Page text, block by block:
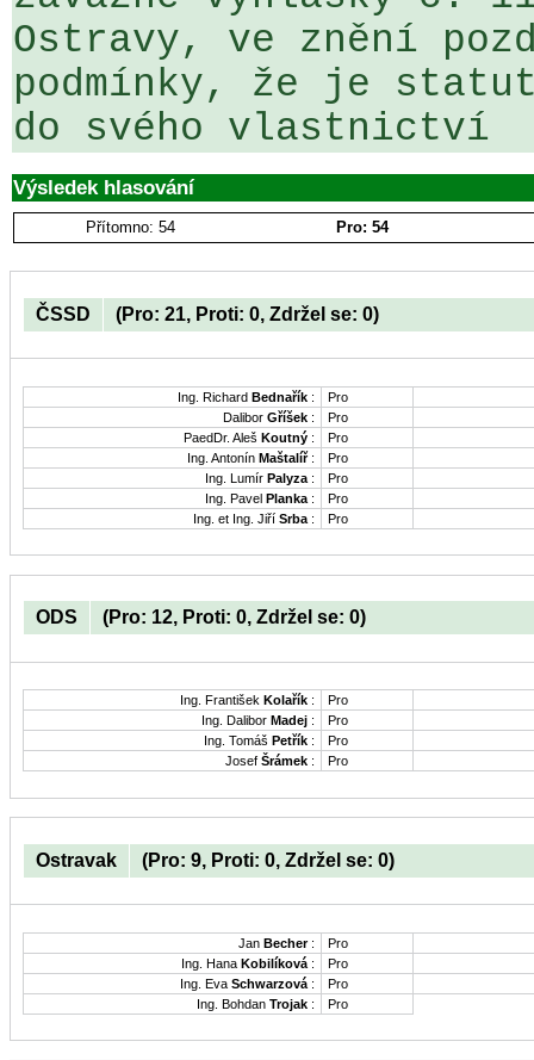
Ostravy, ve znění
podmínky, že je
do svého vlastnictví
Výsledek hlasování
Přítomno: 54 Pro: 54
ČSSD (Pro: 21, Proti: 0, Zdržel se: 0)
Ing. Richard Bednařík :
Pro
Dalibor Gříšek :
Pro
PaedDr. Aleš Koutný :
Pro
Ing. Antonín Maštalíř:
Pro
Ing. Lumír Palyza :
Pro
Ing. Pavel Planka :
Pro
Ing. et Ing. Jiří Srba : Pro
ODS (Pro: 12, Proti: 0, Zdržel se: 0)
Ing. František Kolařík :
Pro
Ing. Dalibor Madej :
Pro
Ing. Tomáš Petřík :
Pro
Josef Šrámek : Pro
Ostravak (Pro: 9, Proti: 0, Zdržel se: 0)
Jan Becher:
Pro
Ing. Hana Kobilíková :
Pro
Ing. Eva Schwarzová :
Pro
Ing. Bohdan Trojak : Pro